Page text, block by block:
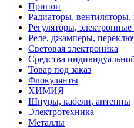
Припои
Радиаторы,
Регуляторы,
Реле, джамперы,
Световая электроника
Средства
Товар под заказ
Флокулянты
ХИМИЯ
Шнуры, кабели, антенны
Электротехника
Металлы